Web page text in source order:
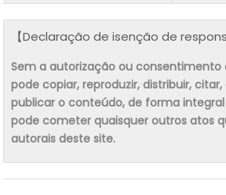
【Declaração de isenção de
Sem a autorização ou consentimento
pode copiar, reproduzir, distribuir,
publicar o conteúdo, de forma
pode cometer quaisquer outros atos
autorais deste site.